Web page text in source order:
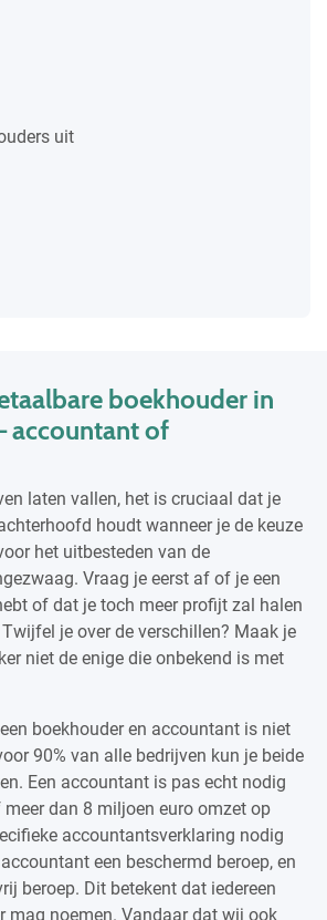
uit
boekhouder in
accountant of
laten vallen, het is cruciaal dat je
houdt wanneer je de keuze
het uitbesteden van de
Vraag je eerst af of je een
of dat je toch meer profijt zal halen
je over de verschillen? Maak je
niet de enige die onbekend is met
boekhouder en accountant is niet
90% van alle bedrijven kun je beide
Een accountant is pas echt nodig
dan 8 miljoen euro omzet op
accountantsverklaring nodig
een beschermd beroep, en
beroep. Dit betekent dat iedereen
mag noemen. Vandaar dat wij ook